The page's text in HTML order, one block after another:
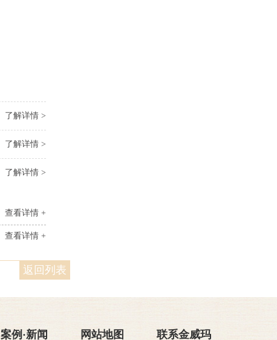
了解详情 >
了解详情 >
了解详情 >
查看详情 +
查看详情 +
返回列表
案例·新闻 网站地图 联系金威玛